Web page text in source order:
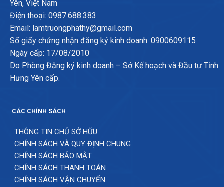
Yên, Việt Nam
Điện thoại: 0987.688.383
Email: lamtruongphathy@gmail.com
Số giấy chứng nhận đăng ký kinh doanh: 0900609115
Ngày cấp: 17/08/2010
Do Phòng Đăng ký kinh doanh – Sở Kế hoạch và Đầu tư Tỉnh
Hưng Yên cấp.
CÁC CHÍNH SÁCH
THÔNG TIN CHỦ SỞ HỮU
CHÍNH SÁCH VÀ QUY ĐỊNH CHUNG
CHÍNH SÁCH BẢO MẬT
CHÍNH SÁCH THANH TOÁN
CHÍNH SÁCH VẬN CHUYỂN